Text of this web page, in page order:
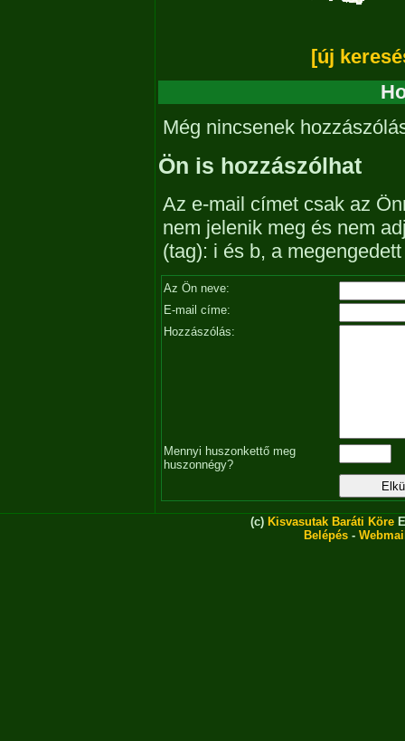
[új
Még nincsenek
Ön is hozzászólhat
Az e-mail címet csak az
nem jelenik meg és nem
(tag): i és b, a
Az Ön neve:
E-mail címe:
Hozzászólás:
Mennyi huszonkettő meg
huszonnégy?
(c) Kisvasutak Baráti Köre
Belépés -